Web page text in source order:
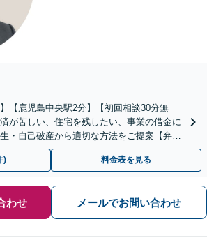
【鹿児島中央駅2分】【初回相談30分無
が苦しい、住宅を残したい、事業の借金に
・自己破産から適切な方法をご提案【弁護
) 料金表を見る
わせ メールでお問い合わせ